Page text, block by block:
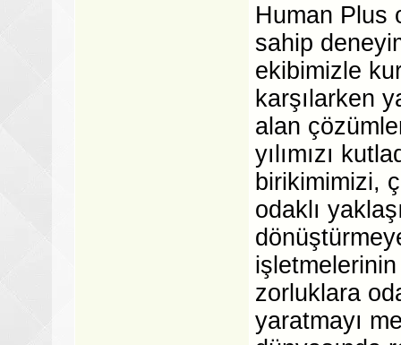
Human Plus
sahip
ekibimizle
karşılarken
alan
yılımızı
birikimimizi,
odaklı
işletmelerinin
zorluklara
yaratmayı